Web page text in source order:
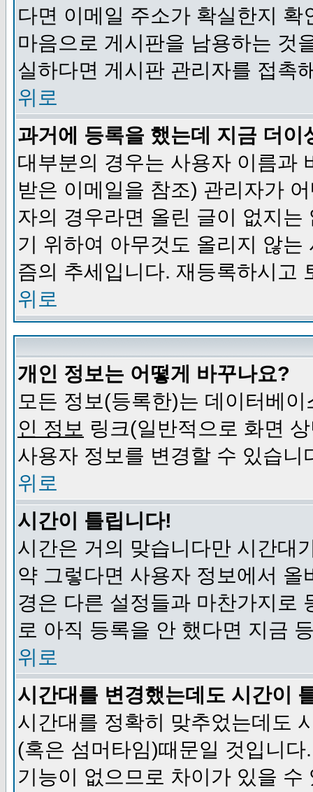
다면 이메일 주소가 확실한지
마음으로 게시판을 남용하는 것
실하다면 게시판 관리자를 접촉
위로
과거에 등록을 했는데 지금 더
대부분의 경우는 사용자 이름과
받은 이메일을 참조) 관리자가
자의 경우라면 올린 글이 없지
기 위하여 아무것도 올리지 않
즘의 추세입니다. 재등록하시고
위로
개인 정보는 어떻게 바꾸나요?
모든 정보(등록한)는 데이터베
인 정보 링크(일반적으로 화면
사용자 정보를 변경할 수 있습니
위로
시간이 틀립니다!
시간은 거의 맞습니다만 시간대
약 그렇다면 사용자 정보에서
경은 다른 설정들과 마찬가지로
로 아직 등록을 안 했다면 지금
위로
시간대를 변경했는데도 시간이
시간대를 정확히 맞추었는데도
(혹은 섬머타임)때문일 것입니
기능이 없으므로 차이가 있을 수